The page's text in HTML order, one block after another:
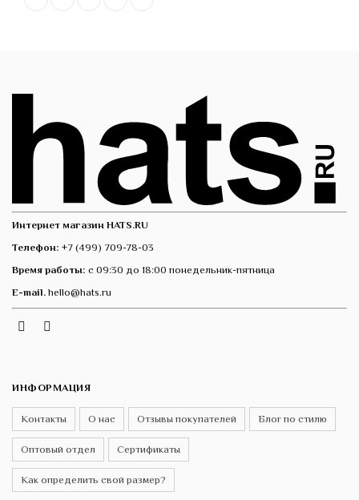
Интернет магазин HATS.RU
Телефон: +7 (499) 709-78-03
Время работы: с 09:30 до 18:00 понедельник-пятница
E-mail. hello@hats.ru
Instagram
ИНФОРМАЦИЯ
Контакты О нас Отзывы покупателей Блог по стилю
Оптовый отдел Сертификаты
Как определить свой размер?